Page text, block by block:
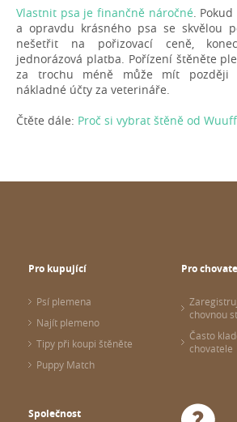
Vlastnit psa je finančně náročné.
a opravdu krásného psa se skvělou
nešetřit na pořizovací ceně,
jednorázová platba. Pořízení štěněte
za trochu méně může mít později
nákladné účty za veterináře.
Čtěte dále: Proč si vybrat štěně od
Pro kupující
Psí plemena
Najít plemeno
Tipy při koupi štěněte
Puppy Match
Pro
chovnou
Často
chovatele
Společnost